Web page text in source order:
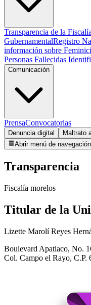
Transparencia de la
GubernamentalRegistro
información sobre
Personas Fallecidas
Comunicación
PrensaConvocatorias
Denuncia digital
Maltrato
Abrir menú de navegación
Transparencia
Fiscalía morelos
Titular de la
Lizette Marolí Reyes
Boulevard Apatlaco, No.
Col. Campo el Rayo, C.P.